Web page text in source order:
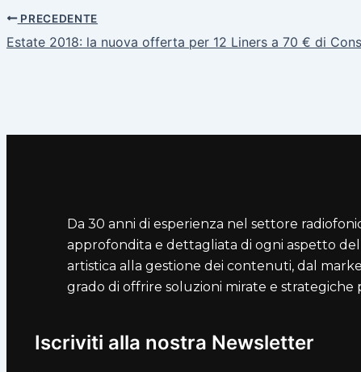
PRECEDENTE
Estate 2018: la nuova offerta per 12 Liners a 70 € di
Da 30 anni di esperienza nel settore
approfondita e dettagliata di ogni aspetto
artistica alla gestione dei contenuti, dal
grado di offrire soluzioni mirate e
Iscriviti alla nostra Newsletter